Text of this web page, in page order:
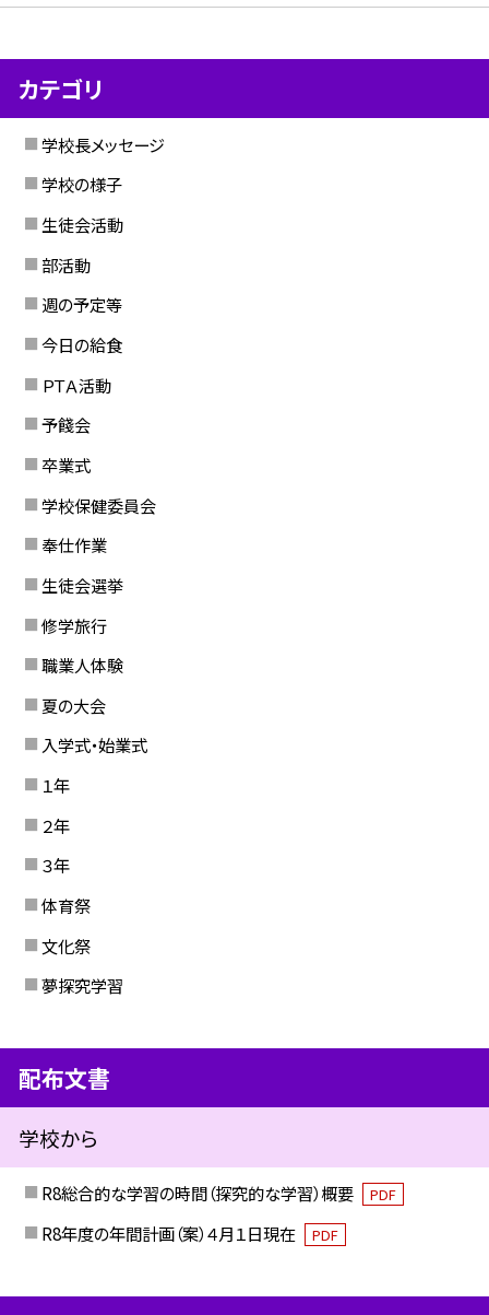
カテゴリ
学校長メッセージ
学校の様子
生徒会活動
部活動
週の予定等
今日の給食
ＰＴＡ活動
予餞会
卒業式
学校保健委員会
奉仕作業
生徒会選挙
修学旅行
職業人体験
夏の大会
入学式・始業式
１年
２年
３年
体育祭
文化祭
夢探究学習
配布文書
学校から
R8総合的な学習の時間（探究的な学習）概要 PDF
R8年度の年間計画（案）４月１日現在 PDF